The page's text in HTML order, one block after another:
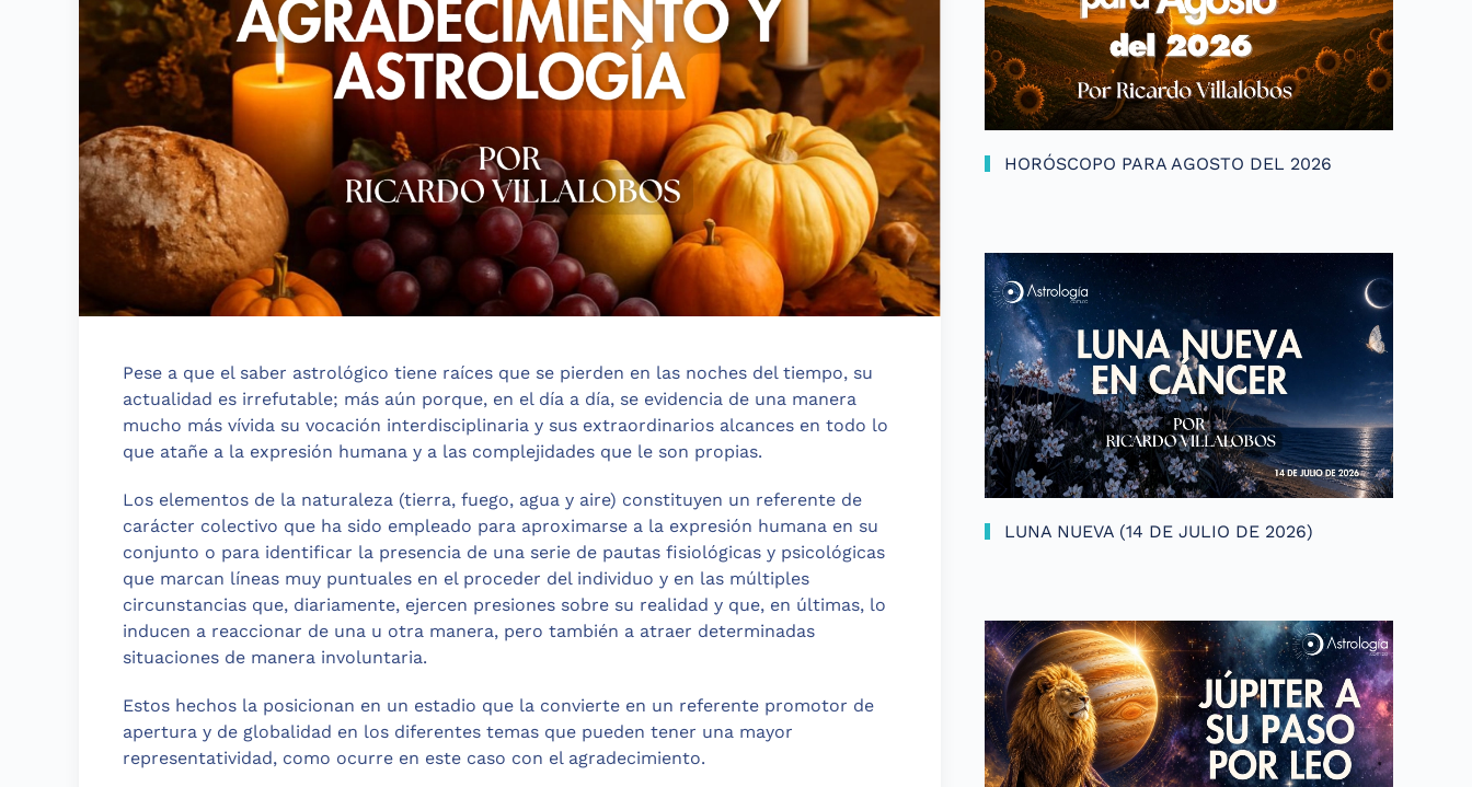
Pese a que el saber astrológico tiene raíces que se pierden en las noches del tiempo, su
actualidad es irrefutable; más aún porque, en el día a día, se evidencia de una manera
mucho más vívida su vocación interdisciplinaria y sus extraordinarios alcances en todo lo
que atañe a la expresión humana y a las complejidades que le son propias.
Los elementos de la naturaleza (tierra, fuego, agua y aire) constituyen un referente de
carácter colectivo que ha sido empleado para aproximarse a la expresión humana en su
conjunto o para identificar la presencia de una serie de pautas fisiológicas y psicológicas
que marcan líneas muy puntuales en el proceder del individuo y en las múltiples
circunstancias que, diariamente, ejercen presiones sobre su realidad y que, en últimas, lo
inducen a reaccionar de una u otra manera, pero también a atraer determinadas
situaciones de manera involuntaria.
Estos hechos la posicionan en un estadio que la convierte en un referente promotor de
apertura y de globalidad en los diferentes temas que pueden tener una mayor
representatividad, como ocurre en este caso con el agradecimiento.
HORÓSCOPO PARA AGOSTO DEL 2026
LUNA NUEVA (14 DE JULIO DE 2026)